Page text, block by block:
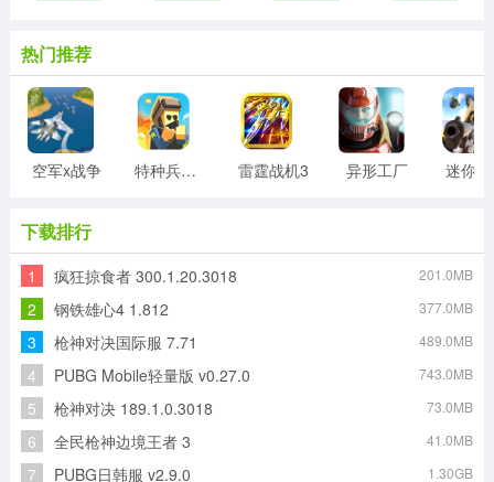
热门推荐
空军x战争 特种兵王游戏 雷霆战机3 异形工厂
下载排行
1 疯狂掠食者 300.1.20.3018 201.0MB
2 钢铁雄心4 1.812 377.0MB
3 枪神对决国际服 7.71 489.0MB
4 PUBG Mobile轻量版 v0.27.0 743.0MB
5 枪神对决 189.1.0.3018 73.0MB
6 全民枪神边境王者 3 41.0MB
7 PUBG日韩服 v2.9.0 1.30GB